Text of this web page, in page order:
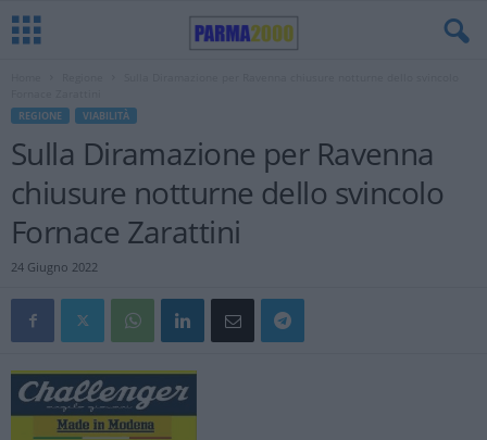
REGIONE VIABILITÀ
Sulla Diramazione per Ravenna
chiusure notturne dello svincolo
Fornace Zarattini
24 Giugno 2022